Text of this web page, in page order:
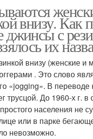
внизу. Как
джинсы с
их
внизу (женские и
. Это слово
«jogging». В переводе
трусцой. До 1960-х г. в
населения не
или в парке
невозможно.